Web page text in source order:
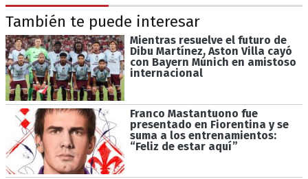
También te puede interesar
Mientras resuelve el futuro de
Dibu Martínez, Aston Villa cayó
con Bayern Múnich en amistoso
internacional
Franco Mastantuono fue
presentado en Fiorentina y se
suma a los entrenamientos:
“Feliz de estar aquí”